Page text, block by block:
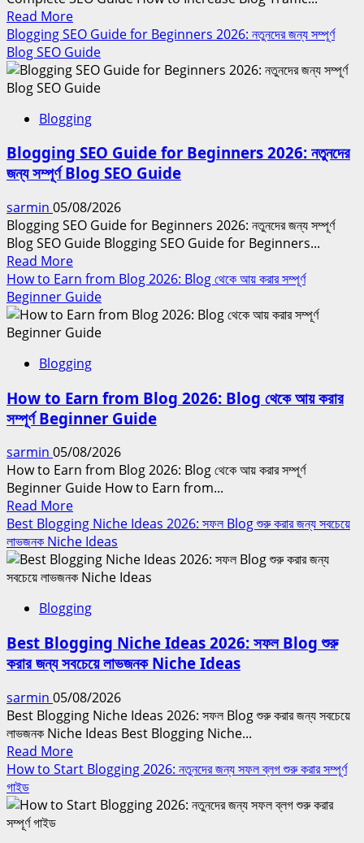
সমাধান
Read MoreRead
more
about
How
to
Blog
2026:
Blog
বাড়ানোর
Complete
SEO
Guide
Blogging SEO Guide for Beginners 2026: নতুনদের জন্য সম্পূর্ণ
Blog SEO Guide
Blogging
Blogging SEO Guide for Beginners 2026: নতুনদের
জন্য সম্পূর্ণ Blog SEO Guide
sarmin 05/08/2026
Blogging SEO Guide for Beginners 2026: নতুনদের জন্য সম্পূর্ণ
Blog SEO Guide Blogging SEO Guide for Beginners...
Read MoreRead
more
about
Blogging
SEO
for
2026:
নতুনদের
সম্পূর্ণ
Blog
SEO
Guide
How to Earn from Blog 2026: Blog থেকে আয় করার সম্পূর্ণ
Beginner Guide
Blogging
How to Earn from Blog 2026: Blog থেকে আয় করার
সম্পূর্ণ Beginner Guide
sarmin 05/08/2026
How to Earn from Blog 2026: Blog থেকে আয় করার সম্পূর্ণ
Beginner Guide How to Earn from...
Read MoreRead
more
about
How
to
from
2026:
Blog
আয়
করার
সম্পূর্ণ
Beginner
Guide
Best Blogging Niche Ideas 2026: সফল Blog শুরু করার জন্য সবচেয়ে
লাভজনক Niche Ideas
Blogging
Best Blogging Niche Ideas 2026: সফল Blog শুরু
করার জন্য সবচেয়ে লাভজনক Niche Ideas
sarmin 05/08/2026
Best Blogging Niche Ideas 2026: সফল Blog শুরু করার জন্য সবচেয়ে
লাভজনক Niche Ideas Best Blogging Niche...
Read MoreRead
more
Best
How to Start Blogging 2026: নতুনদের জন্য সফল ব্লগ শুরু করার সম্পূর্ণ
গাইড